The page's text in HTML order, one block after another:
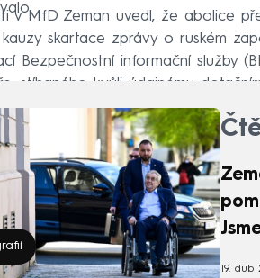
v MfD Zeman uvedl, že abolice
skartace zprávy o ruském
Bezpečnostní informační služby
stíhaného kvůli údajnému
19. dub